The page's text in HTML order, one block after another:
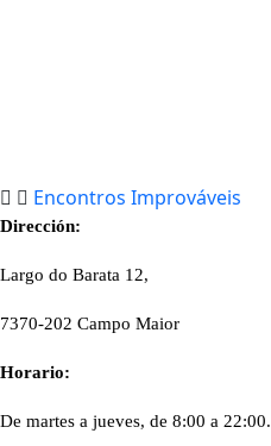
Encontros Improváveis
Dirección:
Largo do Barata 12,
7370-202 Campo Maior
Horario:
De martes a jueves, de 8:00 a 22:00.